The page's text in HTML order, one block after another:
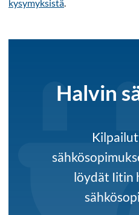
kysymyksistä.
Halvin
löydät Iitin